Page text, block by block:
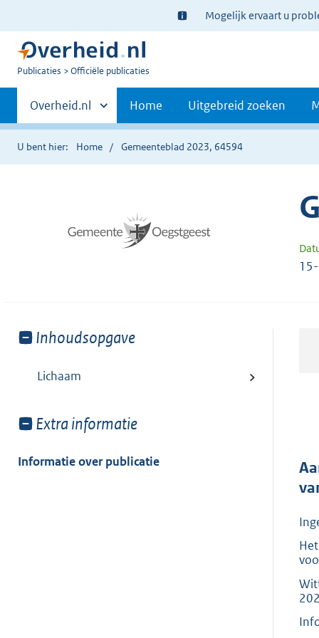
Ter
informatie:
Mogelijk ervaart u
U
Publicaties Officiële publicaties
Primaire
navigatie
Andere
sites
binnen
Overheid.nl Home Uitgebreid zoeken
U bent hier: Home Gemeenteblad 2023, 64594
Toon
van:
Inhoudsopgave
Lichaam
Toon
van:
Extra informatie
Informatie over publicatie